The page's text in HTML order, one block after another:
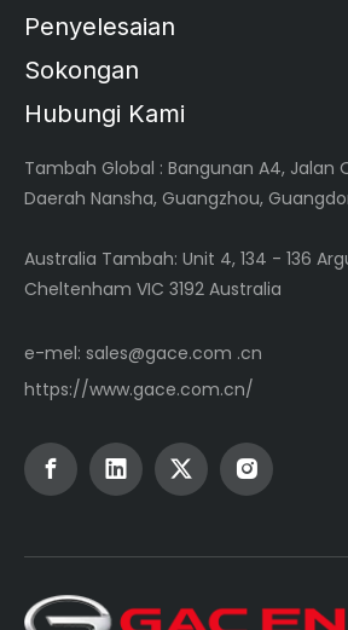
Penyelesaian
Sokongan
Hubungi Kami
Tambah Global : Bangunan A4, Jalan
Daerah Nansha, Guangzhou,
Australia Tambah: Unit 4, 134 - 136
Cheltenham VIC 3192 Australia
e-mel: sales@gace.com .cn
https://www.gace.com.cn/